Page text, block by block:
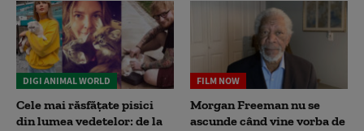
DIGI ANIMAL WORLD
Cele mai răsfățate pisici
din lumea vedetelor: de la
FILM NOW
Morgan Freeman nu se
ascunde când vine vorba de